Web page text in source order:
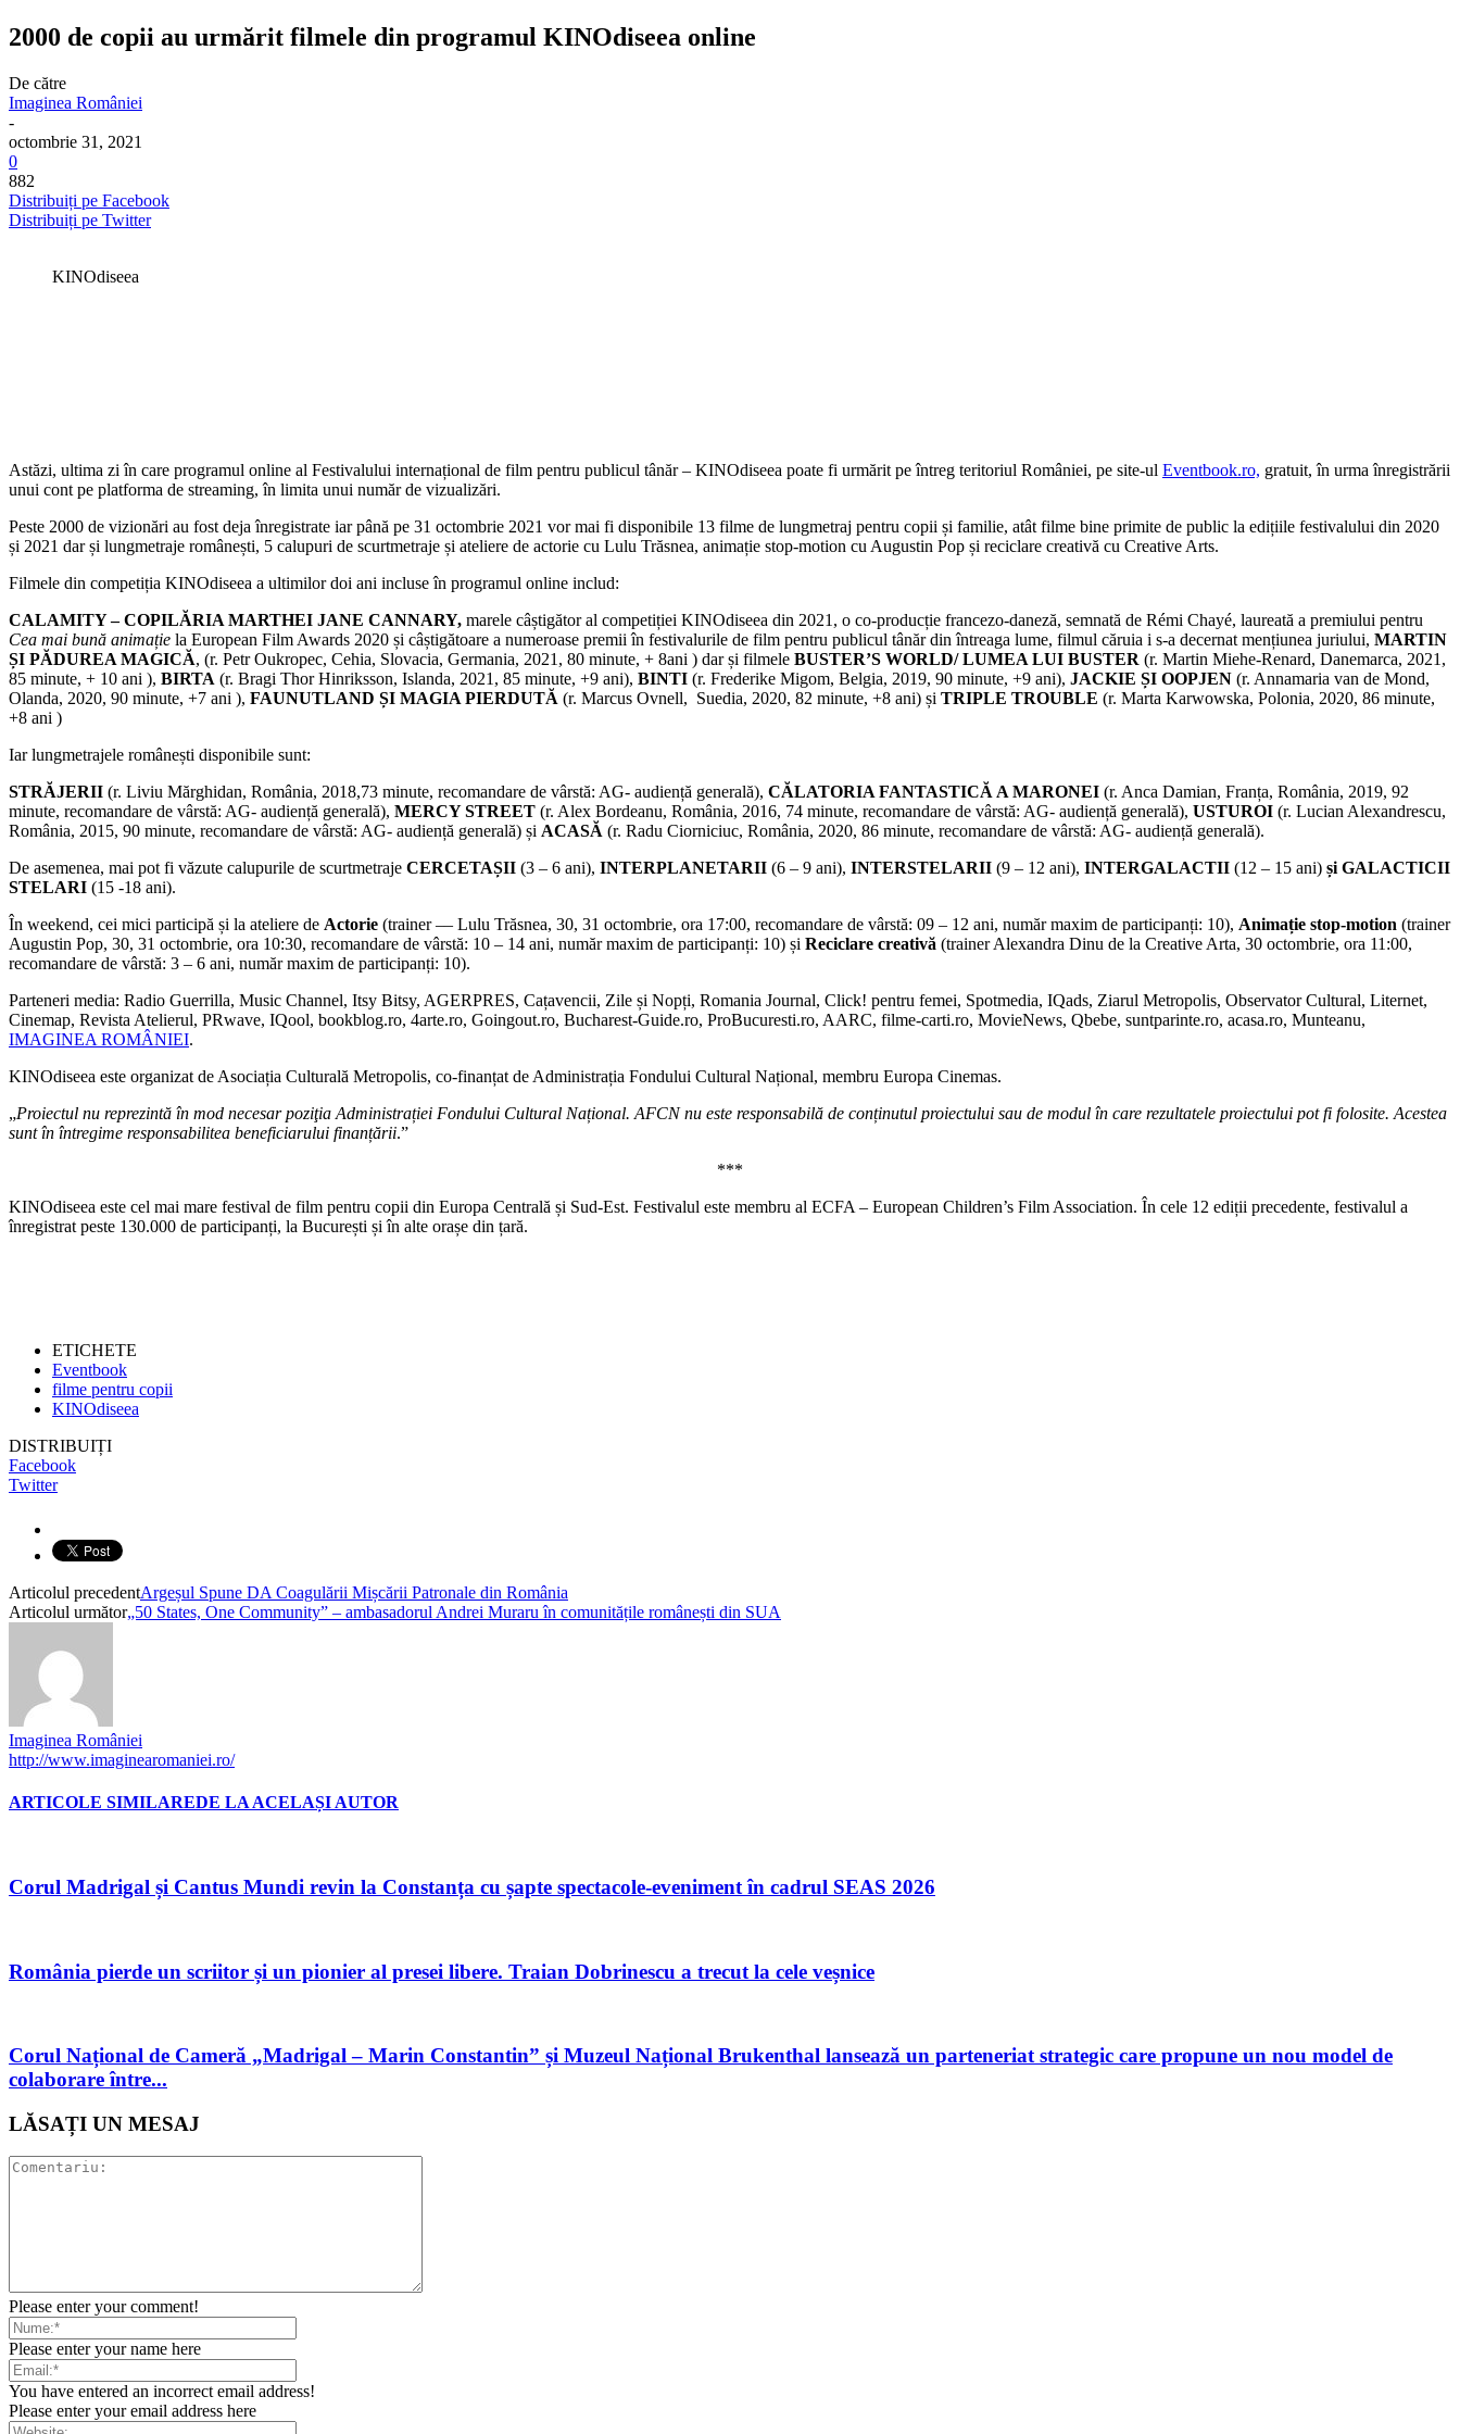
2000 de copii au urmărit filmele din programul KINOdiseea online
De către
Imaginea României
-
octombrie 31, 2021
0
882
Distribuiți pe Facebook
Distribuiți pe Twitter
KINOdiseea
Astăzi, ultima zi în care programul online al Festivalului internațional de film pentru publicul tânăr – KINOdiseea poate fi urmărit pe întreg teritoriul României, pe site-ul Eventbook.ro, gratuit, în urma înregistrării
unui cont pe platforma de streaming, în limita unui număr de vizualizări.
Peste 2000 de vizionări au fost deja înregistrate iar până pe 31 octombrie 2021 vor mai fi disponibile 13 filme de lungmetraj pentru copii și familie, atât filme bine primite de public la edițiile festivalului din 2020
și 2021 dar și lungmetraje românești, 5 calupuri de scurtmetraje și ateliere de actorie cu Lulu Trăsnea, animație stop-motion cu Augustin Pop și reciclare creativă cu Creative Arts.
Filmele din competiția KINOdiseea a ultimilor doi ani incluse în programul online includ:
CALAMITY – COPILĂRIA MARTHEI JANE CANNARY, marele câștigător al competiției KINOdiseea din 2021, o co-producție francezo-daneză, semnată de Rémi Chayé, laureată a premiului pentru
Cea mai bună animație la European Film Awards 2020 și câștigătoare a numeroase premii în festivalurile de film pentru publicul tânăr din întreaga lume, filmul căruia i s-a decernat mențiunea juriului, MARTIN
ȘI PĂDUREA MAGICĂ, (r. Petr Oukropec, Cehia, Slovacia, Germania, 2021, 80 minute, + 8ani ) dar și filmele BUSTER’S WORLD/ LUMEA LUI BUSTER (r. Martin Miehe-Renard, Danemarca, 2021,
85 minute, + 10 ani ), BIRTA (r. Bragi Thor Hinriksson, Islanda, 2021, 85 minute, +9 ani), BINTI (r. Frederike Migom, Belgia, 2019, 90 minute, +9 ani), JACKIE ȘI OOPJEN (r. Annamaria van de Mond,
Olanda, 2020, 90 minute, +7 ani ), FAUNUTLAND ȘI MAGIA PIERDUTĂ (r. Marcus Ovnell, Suedia, 2020, 82 minute, +8 ani) și TRIPLE TROUBLE (r. Marta Karwowska, Polonia, 2020, 86 minute,
+8 ani )
Iar lungmetrajele românești disponibile sunt:
STRĂJERII (r. Liviu Mărghidan, România, 2018,73 minute, recomandare de vârstă: AG- audiență generală), CĂLATORIA FANTASTICĂ A MARONEI (r. Anca Damian, Franța, România, 2019, 92
minute, recomandare de vârstă: AG- audiență generală), MERCYSTREET (r. Alex Bordeanu, România, 2016, 74 minute, recomandare de vârstă: AG- audiență generală), USTUROI (r. Lucian Alexandrescu,
România, 2015, 90 minute, recomandare de vârstă: AG- audiență generală) și ACASĂ (r. Radu Ciorniciuc, România, 2020, 86 minute, recomandare de vârstă: AG- audiență generală).
De asemenea, mai pot fi văzute calupurile de scurtmetraje CERCETAȘII (3 – 6 ani), INTERPLANETARII (6 – 9 ani), INTERSTELARII (9 – 12 ani), INTERGALACTII (12 – 15 ani) și GALACTICII
STELARI (15 -18 ani).
În weekend, cei mici participă și la ateliere de Actorie (trainer –– Lulu Trăsnea, 30, 31 octombrie, ora 17:00, recomandare de vârstă: 09 – 12 ani, număr maxim de participanți: 10), Animație stop-motion (trainer
Augustin Pop, 30, 31 octombrie, ora 10:30, recomandare de vârstă: 10 – 14 ani, număr maxim de participanți: 10) și Reciclare creativă (trainer Alexandra Dinu de la Creative Arta, 30 octombrie, ora 11:00,
recomandare de vârstă: 3 – 6 ani, număr maxim de participanți: 10).
Parteneri media: Radio Guerrilla, Music Channel, Itsy Bitsy, AGERPRES, Cațavencii, Zile și Nopți, Romania Journal, Click! pentru femei, Spotmedia, IQads, Ziarul Metropolis, Observator Cultural, Liternet,
Cinemap, Revista Atelierul, PRwave, IQool, bookblog.ro, 4arte.ro, Goingout.ro, Bucharest-Guide.ro, ProBucuresti.ro, AARC, filme-carti.ro, MovieNews, Qbebe, suntparinte.ro, acasa.ro, Munteanu,
IMAGINEA ROMÂNIEI.
KINOdiseea este organizat de Asociația Culturală Metropolis, co-finanțat de Administrația Fondului Cultural Național, membru Europa Cinemas.
„Proiectul nu reprezintă în mod necesar poziţia Administrației Fondului Cultural Național. AFCN nu este responsabilă de conținutul proiectului sau de modul în care rezultatele proiectului pot fi folosite. Acestea
sunt în întregime responsabilitea beneficiarului finanțării.”
***
KINOdiseea este cel mai mare festival de film pentru copii din Europa Centrală și Sud-Est. Festivalul este membru al ECFA – European Children’s Film Association. În cele 12 ediții precedente, festivalul a
înregistrat peste 130.000 de participanți, la București și în alte orașe din țară.
ETICHETE
Eventbook
filme pentru copii
KINOdiseea
DISTRIBUIȚI
Facebook
Twitter
Articolul precedentArgeșul Spune DA Coagulării Mișcării Patronale din România
Articolul următor„50 States, One Community” – ambasadorul Andrei Muraru în comunitățile românești din SUA
Imaginea României
http://www.imaginearomaniei.ro/
ARTICOLE SIMILAREDE LA ACELAȘI AUTOR
Corul Madrigal și Cantus Mundi revin la Constanța cu șapte spectacole-eveniment în cadrul SEAS 2026
România pierde un scriitor și un pionier al presei libere. Traian Dobrinescu a trecut la cele veșnice
Corul Național de Cameră „Madrigal – Marin Constantin” și Muzeul Național Brukenthal lansează un parteneriat strategic care propune un nou model de
colaborare între...
LĂSAȚI UN MESAJ
Please enter your comment!
Please enter your name here
You have entered an incorrect email address!
Please enter your email address here